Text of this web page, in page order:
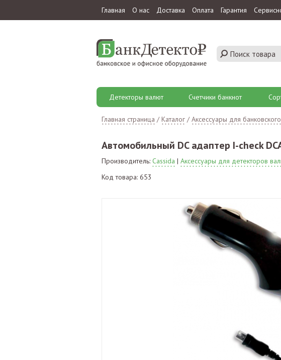
Главная О нас Доставка Оплата Гарантия
Детекторы валют Счетчики банкнот
Главная страница /Каталог /Аксессуары для
Автомобильный DC адаптер I-check
Производитель: Cassida | Аксессуары для детекторов
Код товара: 653